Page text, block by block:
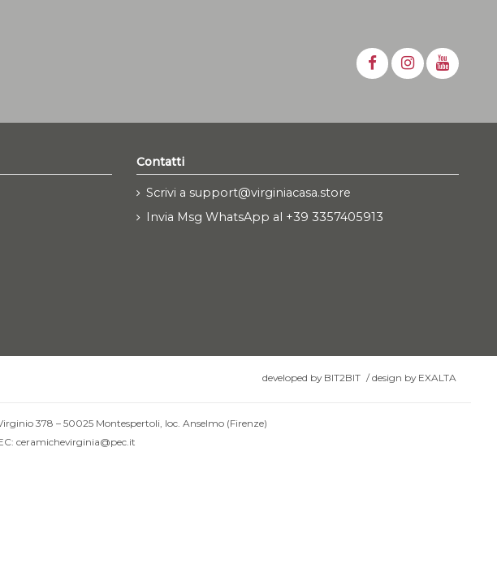
Contatti
Scrivi a support@virginiacasa.store
Invia Msg WhatsApp al +39 3357405913
developed by BIT2BIT /design by EXALTA
378 – 50025 Montespertoli, loc. Anselmo (Firenze)
ceramichevirginia@pec.it